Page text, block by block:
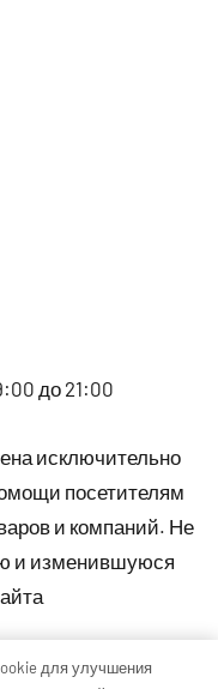
до 21:00
исключительно
посетителям
и компаний. Не
и изменившуюся
для улучшения